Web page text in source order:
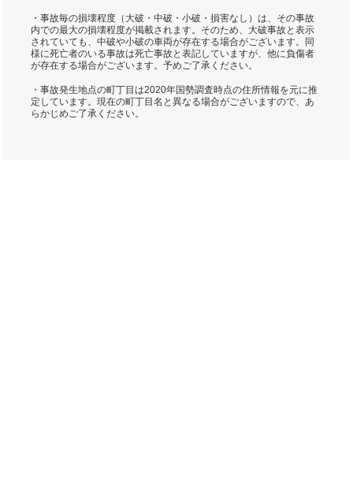
・事故毎の損壊程度（大破・中破・小破・損害なし）は、その事故
内での最大の損壊程度が掲載されます。そのため、大破事故と表示
されていても、中破や小破の車両が存在する場合がございます。同
様に死亡者のいる事故は死亡事故と表記していますが、他に負傷者
が存在する場合がございます。予めご了承ください。
・事故発生地点の町丁目は2020年国勢調査時点の住所情報を元に推
定しています。現在の町丁目名と異なる場合がございますので、あ
らかじめご了承ください。